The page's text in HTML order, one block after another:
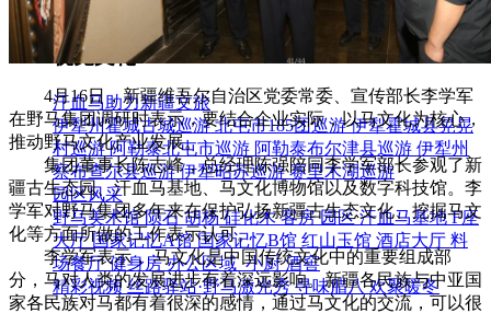
全部
视觉文化
汗血马助力新疆文旅
伊犁州霍城古城巡游 北屯市185团巡游 伊犁霍城县晃晃
村巡游 阿勒泰北屯市巡游 阿勒泰布尔津县巡游 伊犁州
察布查尔县巡游 伊犁昭苏巡游 赛里木湖巡游
园区风采
野马美术馆 陨石 胡杨 硅化木 客房 园区 汗血马基地 F座
大厅 国家记忆A馆 国家记忆B馆 红山玉馆 酒店大厅 料
场餐厅 健身房 办公区域 小厨 酒窖
精彩视频 丝路驿站·野马激光秀 寻味腊八 欢聚暖冬
4月16日，新疆维吾尔自治区党委常委、宣传部长李学军
在野马集团调研时表示，要结合企业实际，以马文化为核心，
推动野马文化产业发展。
集团董事长陈志峰，总经理陈强陪同李学军部长参观了新
疆古生态园、汗血马基地、马文化博物馆以及数字科技馆。李
学军对野马集团多年来在保护弘扬新疆古生态文化、挖掘马文
化等方面所做的工作表示认可。
李学军表示， 马文化是中国传统文化中的重要组成部
分，马对人类的发展进步有着深远影响。新疆各民族与中亚国
家各民族对马都有着很深的感情，通过马文化的交流，可以很